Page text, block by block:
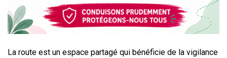
La route est un espace partagé qui bénéficie de la vigilance